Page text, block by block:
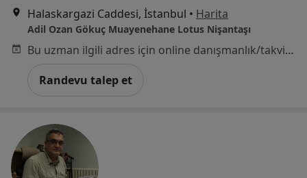
Halaskargazi Caddesi, İstanbul • Harita
Adil Ozan Gökuç Muayenehane Lotus Nişantaşı
Bu uzman ilgili adres için online danışmanlık/takvim sunmuyor.
Randevu talep et